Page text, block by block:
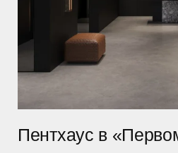
Пентхаус в